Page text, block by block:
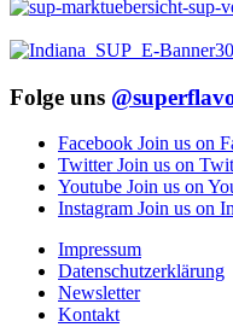
Folge uns
Facebook Join us on
Twitter Join us on
Youtube Join us on
Instagram Join us on
Impressum
Datenschutzerklärung
Newsletter
Kontakt